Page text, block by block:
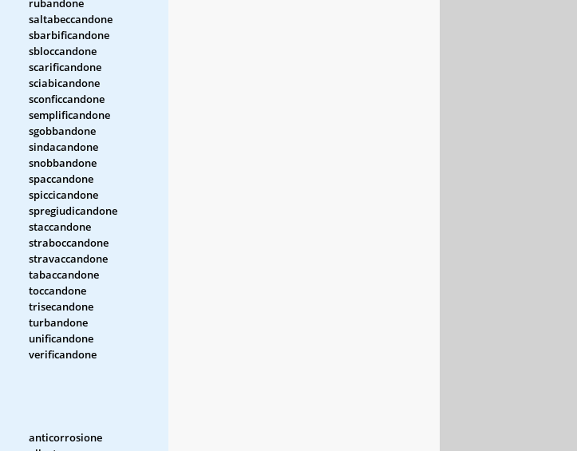
saltabeccandone
sbarbificandone
sbloccandone
scarificandone
sciabicandone
sconficcandone
semplificandone
sgobbandone
sindacandone
snobbandone
spaccandone
spiccicandone
spregiudicandone
staccandone
straboccandone
stravaccandone
tabaccandone
toccandone
trisecandone
turbandone
unificandone
verificandone
anticorrosione